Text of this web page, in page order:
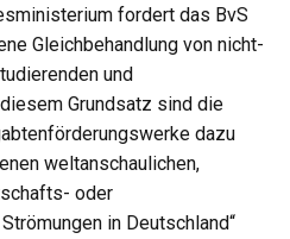
fordert das BvS
Gleichbehandlung von nicht-
und
Grundsatz sind die
dazu
weltanschaulichen,
oder
in Deutschland“